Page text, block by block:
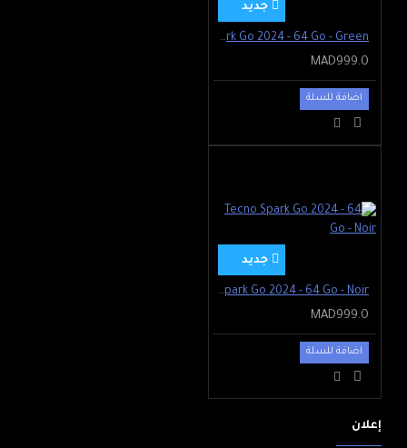
جديد
Tecno Spark Go 2024 - 64 Go - Green
MAD999.0
اضافة للسلة
جديد
Tecno Spark Go 2024 - 64 Go - Noir
MAD999.0
اضافة للسلة
إعلان